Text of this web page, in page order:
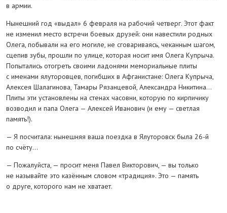
в армии.
Нынешний год «выдал» 6 февраля на рабочий четверг. Этот факт
не изменил место встречи боевых друзей: они навестили родных
Олега, побывали на его могиле, не сговариваясь, чеканным шагом,
сцепив зубы, прошли по улице, которая носит имя Олега Купрыча.
Попытались отогреть своими ладонями мемориальные плиты
с именами ялуторовцев, погибших в Афганистане: Олега Купрыча,
Алексея Шалагинова, Тамары Рязанцевой, Александра Никитина…
Плиты эти установлены на стенах часовни, которую по кирпичику
возводил и папа Олега — Алексей Иванович (и ему — светлая
память!).
— Я посчитала: нынешняя ваша поездка в Ялуторовск была 26-й
по счёту…
— Пожалуйста, — просит меня Павел Викторович, — вы только
не называйте это казённым словом «традиция». Это — память
о друге, которого нам не хватает.